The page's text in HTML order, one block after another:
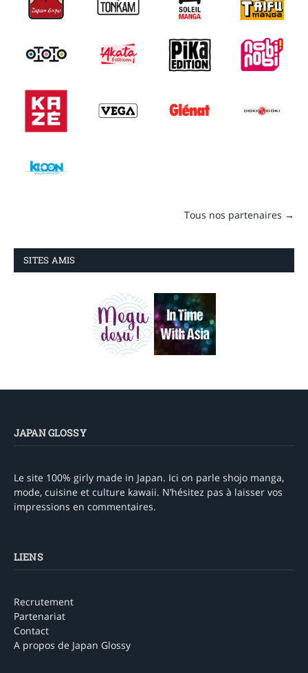
Tous nos partenaires →
SITES AMIS
JAPAN GLOSSY
Le site 100% girly made in Japan. Ici on parle shojo manga,
mode, cuisine et culture kawaii. N’hésitez pas à laisser vos
impressions en commentaires.
LIENS
Recrutement
Partenariat
Contact
A propos de Japan Glossy